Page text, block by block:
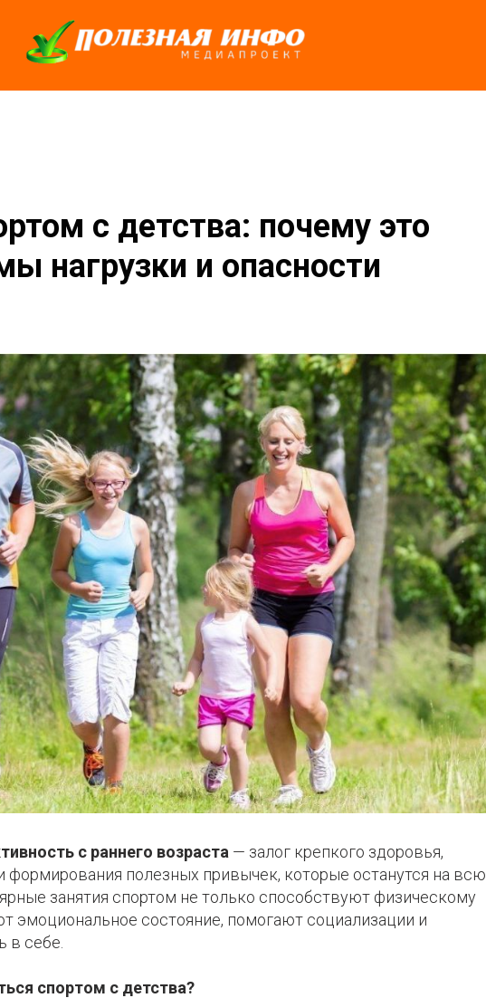
с детства: почему это
нагрузки и опасности
с раннего возраста — залог крепкого здоровья,
формирования полезных привычек, которые останутся на всю
занятия спортом не только способствуют физическому
эмоциональное состояние, помогают социализации и
в себе.
спортом с детства?